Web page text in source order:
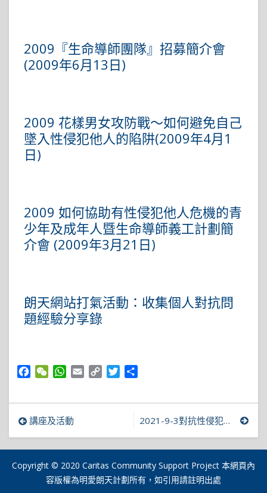
2009『生命導師團隊』招募簡介會
(2009年6月13日)
2009 花樣男女攻防戰～如何避免自己
墜入性侵犯他人的陷阱(2009年4月1
日)
2009 如何協助有性侵犯他人危機的青
少年及成年人暨生命導師義工計劃簡
介會 (2009年3月21日)
朗天網站打氣活動：收集個人對抗問
題經驗分享錄
Facebook
WeChatWhatsApp
Email Copy
Twitter
文
章
導
講座及活動 2021-9-3對抗性侵犯策略共行小組（基礎）
Copyright © 2020 Caritas Community Support Project 本網頁內
容版權為明愛朗天計劃所有，如引用請註明出處